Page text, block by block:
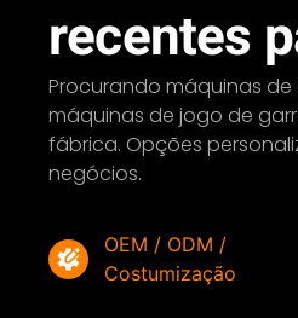
recentes
Procurando máquinas
máquinas de jogo de
fábrica. Opções
negócios.
OEM / ODM /
Costumização